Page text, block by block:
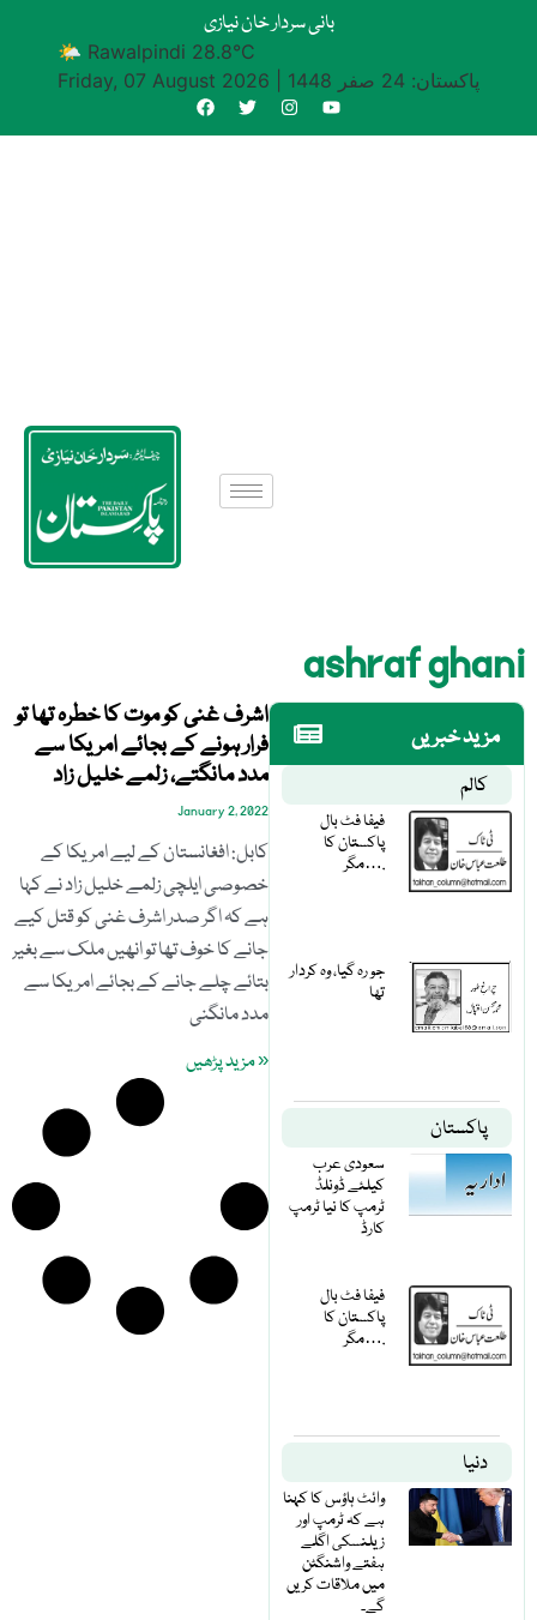
بانی سردار خان نیازی
🌤 Rawalpindi 28.8°C
Friday, 07 August 2026
پاکستان: 24 صفر 1448
ashraf ghani
مزید خبریں
کالم
فیفا فٹ بال
پاکستان کا
مگر….
جو رہ گیا، وہ کردار
تھا
پاکستان
سعودی عرب
کیلئے ڈونلڈ
ٹرمپ کا نیا ٹرمپ
کارڈ
فیفا فٹ بال
پاکستان کا
مگر….
دنیا
وائٹ ہاؤس کا کہنا
ہے کہ ٹرمپ اور
زیلنسکی اگلے
ہفتے واشنگٹن
میں ملاقات کریں
گے۔
اشرف غنی کو موت کا خطرہ تھا تو
فرار ہونے کے بجائے امریکا سے
مدد مانگتے، زلمے خلیل زاد
January 2, 2022
کابل: افغانستان کے لیے امریکا کے
خصوصی ایلچی زلمے خلیل زاد نے کہا
ہے کہ اگر صدر اشرف غنی کو قتل کیے
جانے کا خوف تھا تو انھیں ملک سے بغیر
بتائے چلے جانے کے بجائے امریکا سے
مدد مانگنی
« مزید پڑھیں